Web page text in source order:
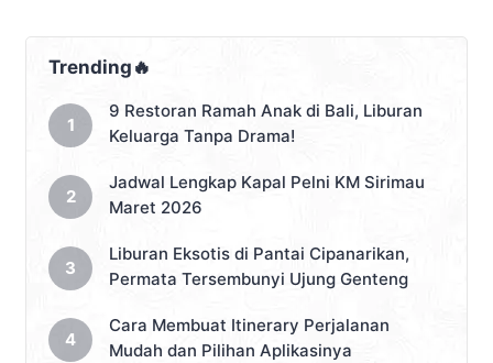
Trending🔥
9 Restoran Ramah Anak di Bali, Liburan
Keluarga Tanpa Drama!
Jadwal Lengkap Kapal Pelni KM Sirimau
Maret 2026
Liburan Eksotis di Pantai Cipanarikan,
Permata Tersembunyi Ujung Genteng
Cara Membuat Itinerary Perjalanan
Mudah dan Pilihan Aplikasinya